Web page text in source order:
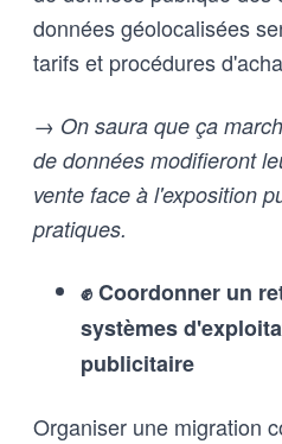
données géolocalisées
tarifs et procédures
→ On saura que ça
de données modifieront
vente face à l'exposition
pratiques.
✊ Coordonner un
systèmes
publicitaire
Organiser une migration